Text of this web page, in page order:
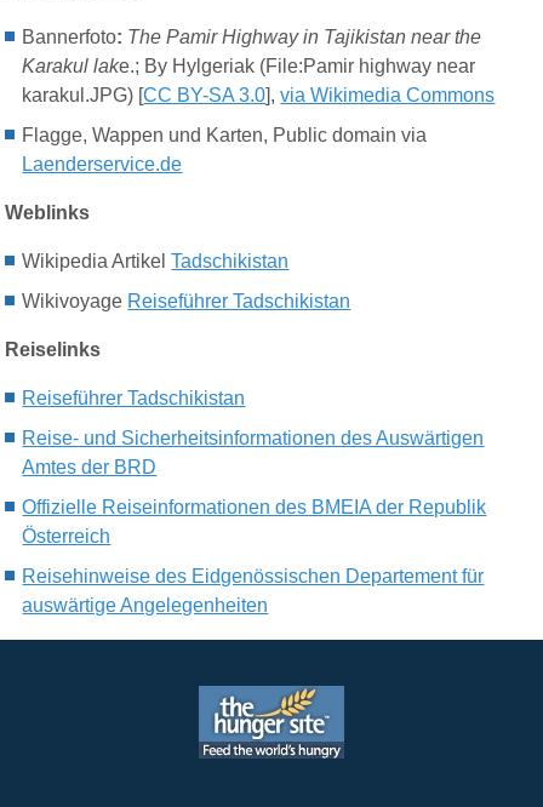
Bannerfoto: The Pamir Highway in Tajikistan near the
Karakul lake.; By Hylgeriak (File:Pamir highway near
karakul.JPG) [CC BY-SA 3.0],via Wikimedia Commons
Flagge, Wappen und Karten, Public domain via
Laenderservice.de
Weblinks
Wikipedia ArtikelTadschikistan
Wikivoyage Reiseführer Tadschikistan
Reiselinks
Reiseführer Tadschikistan
Reise- und Sicherheitsinformationen des Auswärtigen
Amtes der BRD
Offizielle Reiseinformationen des BMEIA der Republik
Österreich
Reisehinweise des Eidgenössischen Departement für
auswärtige Angelegenheiten